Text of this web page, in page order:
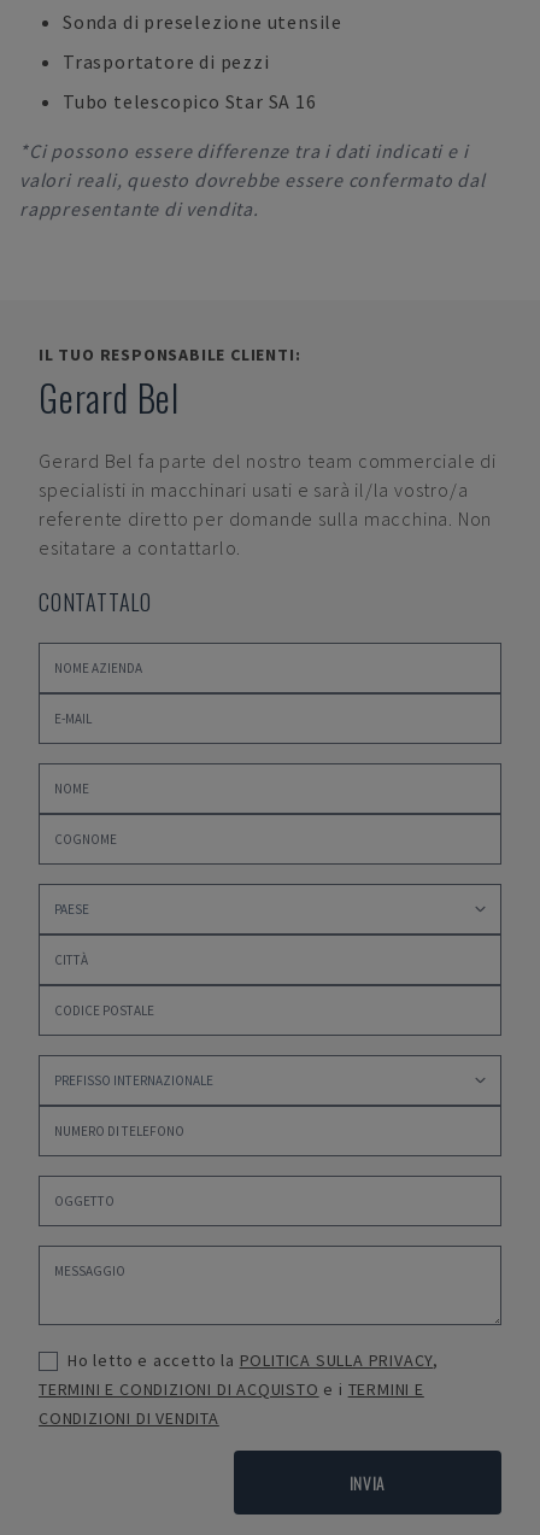
Sonda di preselezione utensile
Trasportatore di pezzi
Tubo telescopico Star SA 16
*Ci possono essere differenze tra i dati indicati e i
valori reali, questo dovrebbe essere confermato dal
rappresentante di vendita.
IL TUO RESPONSABILE CLIENTI:
Gerard Bel
Gerard Bel fa parte del nostro team commerciale di
specialisti in macchinari usati e sarà il/la vostro/a
referente diretto per domande sulla macchina. Non
esitatare a contattarlo.
CONTATTALO
Ho letto e accetto la POLITICA SULLA PRIVACY,
TERMINI E CONDIZIONI DI ACQUISTO e i TERMINI E
CONDIZIONI DI VENDITA
INVIA